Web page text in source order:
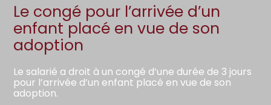
Le congé pour l’arrivée d’un
enfant placé en vue de son
adoption
Le salarié a droit à un congé d’une durée de 3 jours
pour l’arrivée d’un enfant placé en vue de son
adoption.